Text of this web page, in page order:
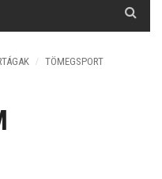
TÖMEGSPORT